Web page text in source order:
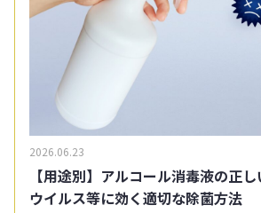
2026.06.23
【用途別】アルコール消毒液の正
ウイルス等に効く適切な除菌方法